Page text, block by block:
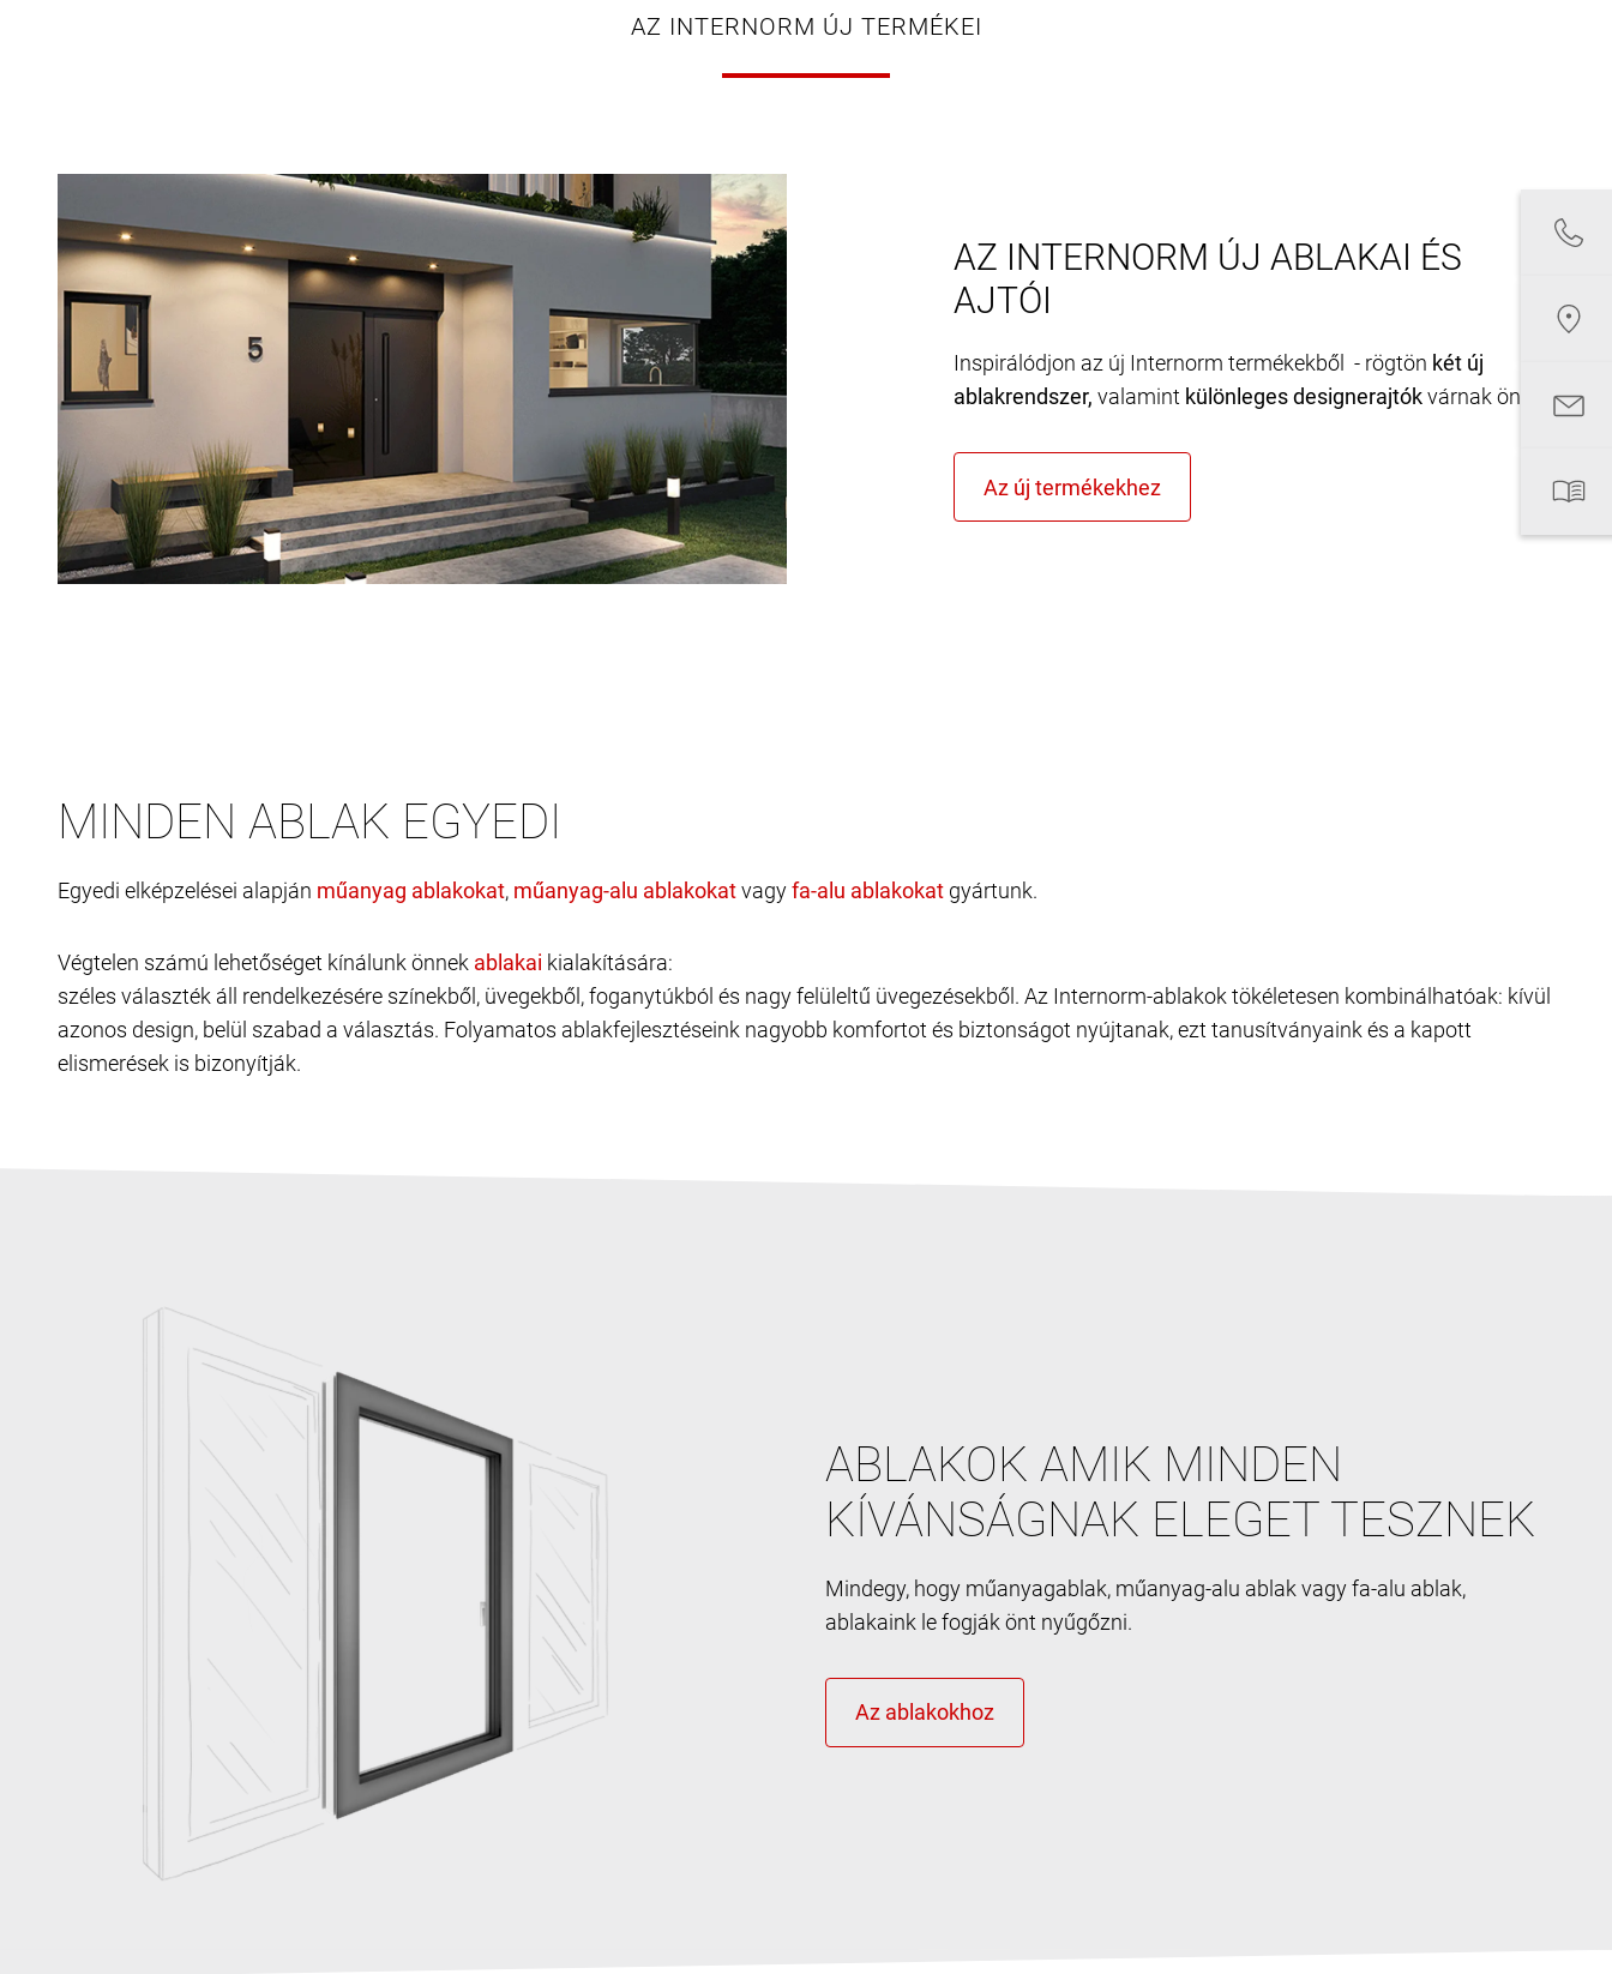
AZ INTERNORM ÚJ TERMÉKEI
AZ INTERNORM ÚJ ABLAKAI ÉS
AJTÓI
Inspirálódjon az új Internorm termékekből - rögtön két új
ablakrendszer, valamint különleges designerajtókvárnak önre.
MINDEN ABLAK EGYEDI
Egyedi elképzelései alapján , vagy gyártunk.
Végtelen számú lehetőséget kínálunk önnek
kialakítására:
széles választék áll rendelkezésére színekből, üvegekből, foganytúkból és nagy felüleltű üvegezésekből. Az Internorm-ablakok tökéletesen kombinálhatóak: kívül
azonos design, belül szabad a választás. Folyamatos ablakfejlesztéseink nagyobb komfortot és biztonságot nyújtanak, ezt tanusítványaink és a kapott
elismerések is bizonyítják.
ABLAKOK AMIK MINDEN
KÍVÁNSÁGNAK ELEGET TESZNEK
Mindegy, hogy műanyagablak, műanyag-alu ablak vagy fa-alu ablak,
ablakaink le fogják önt nyűgőzni.